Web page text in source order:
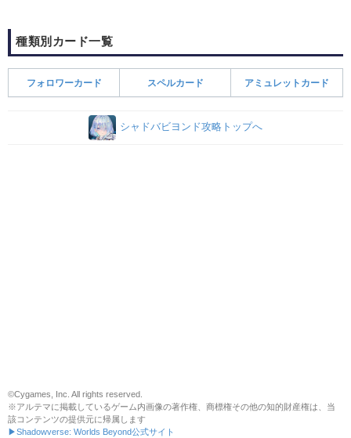
種類別カード一覧
フォロワーカード スペルカード アミュレットカード
シャドバビヨンド攻略トップへ
©Cygames, Inc. All rights reserved.
※アルテマに掲載しているゲーム内画像の著作権、商標権その他の知的財産権は、当
該コンテンツの提供元に帰属します
▶Shadowverse: Worlds Beyond公式サイト